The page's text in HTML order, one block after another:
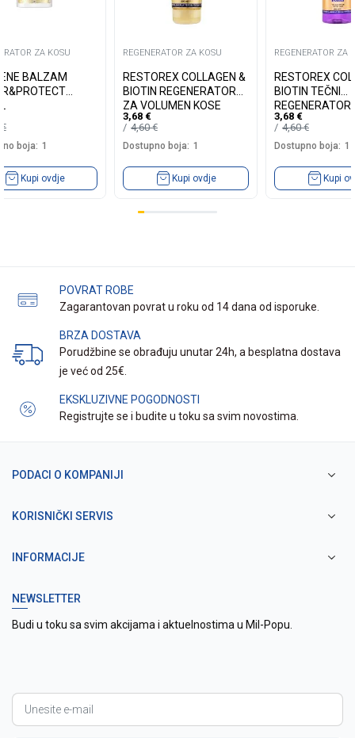
ZA KOSU
BALZAM
€
boja: 1
Kupi ovdje
REGENERATOR ZA KOSU
RESTOREX COLLAGEN &
BIOTIN REGENERATOR
ZA VOLUMEN KOSE
250ML
3,68 €
4,60€
Dostupno boja: 1
Kupi ovdje
REGENERATOR ZA
RESTOREX
BIOTIN TEČNI
VOLUMEN
3,68 €
4,60€
Dostupno boja: 1
Kupi
POVRAT ROBE
Zagarantovan povrat u roku od 14 dana od isporuke.
BRZA DOSTAVA
Porudžbine se obrađuju unutar 24h, a besplatna dostava
je već od 25€.
EKSKLUZIVNE POGODNOSTI
Registrujte se i budite u toku sa svim novostima.
PODACI O KOMPANIJI
KORISNIČKI SERVIS
INFORMACIJE
NEWSLETTER
Budi u toku sa svim akcijama i aktuelnostima u Mil-Popu.